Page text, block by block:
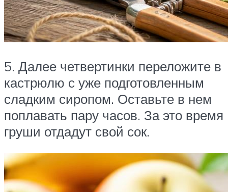
5. Далее четвертинки переложите в
кастрюлю с уже подготовленным
сладким сиропом. Оставьте в нем
поплавать пару часов. За это время
груши отдадут свой сок.